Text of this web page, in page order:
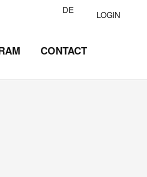
DE LOGIN
CONTACT